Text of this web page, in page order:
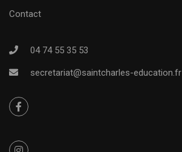
Contact
04 74 55 35 53
secretariat@saintcharles-education.fr